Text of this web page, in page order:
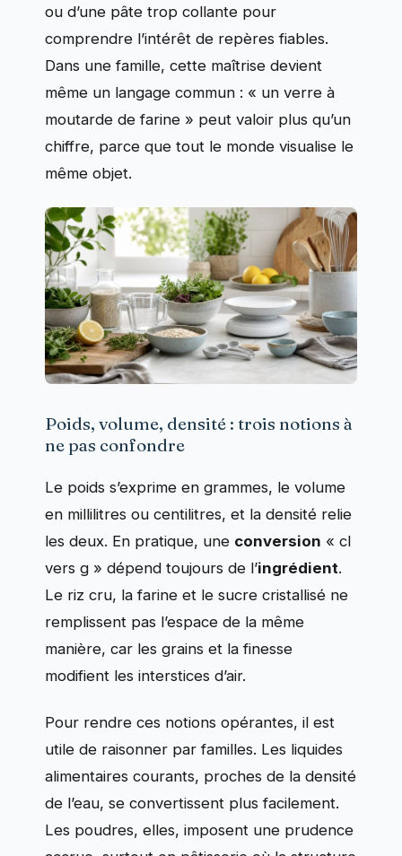
ou d’une pâte trop collante pour
comprendre l’intérêt de repères fiables.
Dans une famille, cette maîtrise devient
même un langage commun : « un verre à
moutarde de farine » peut valoir plus qu’un
chiffre, parce que tout le monde visualise le
même objet.
Poids, volume, densité : trois notions à
ne pas confondre
Le poids s’exprime en grammes, le volume
en millilitres ou centilitres, et la densité relie
les deux. En pratique, une conversion « cl
vers g » dépend toujours de l’ingrédient.
Le riz cru, la farine et le sucre cristallisé ne
remplissent pas l’espace de la même
manière, car les grains et la finesse
modifient les interstices d’air.
Pour rendre ces notions opérantes, il est
utile de raisonner par familles. Les liquides
alimentaires courants, proches de la densité
de l’eau, se convertissent plus facilement.
Les poudres, elles, imposent une prudence